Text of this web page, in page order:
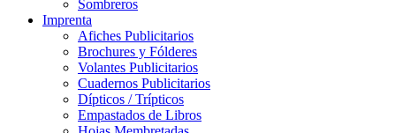
Sombreros
Imprenta
Afiches Publicitarios
Brochures y Fólderes
Volantes Publicitarios
Cuadernos Publicitarios
Dípticos / Trípticos
Empastados de Libros